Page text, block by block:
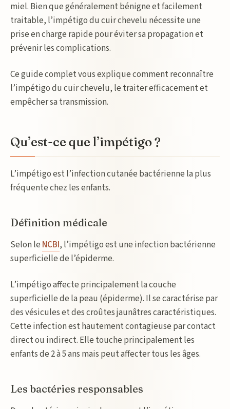
miel. Bien que généralement bénigne et facilement
traitable, l’impétigo du cuir chevelu nécessite une
prise en charge rapide pour éviter sa propagation et
prévenir les complications.
Ce guide complet vous explique comment reconnaître
l’impétigo du cuir chevelu, le traiter efficacement et
empêcher sa transmission.
Qu’est-ce que l’impétigo ?
L’impétigo est l’infection cutanée bactérienne la plus
fréquente chez les enfants.
Définition médicale
Selon le NCBI, l’impétigo est une infection bactérienne
superficielle de l’épiderme.
L’impétigo affecte principalement la couche
superficielle de la peau (épiderme). Il se caractérise par
des vésicules et des croûtes jaunâtres caractéristiques.
Cette infection est hautement contagieuse par contact
direct ou indirect. Elle touche principalement les
enfants de 2 à 5 ans mais peut affecter tous les âges.
Les bactéries responsables